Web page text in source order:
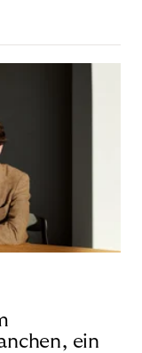
ein